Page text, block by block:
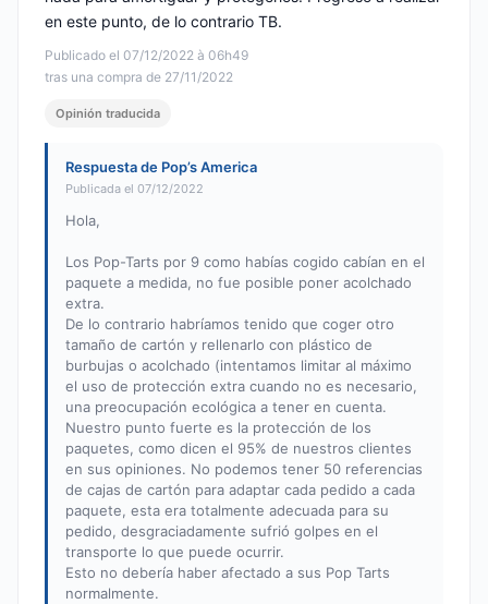
Publicado el 07/12/2022 à 06h49
tras una compra de 27/11/2022
en este punto, de lo contrario TB.
Opinión traducida
Respuesta de Pop’s America
Publicada el 07/12/2022
Hola,
Los Pop-Tarts por 9 como habías cogido cabían en el
paquete a medida, no fue posible poner acolchado
extra.
De lo contrario habríamos tenido que coger otro
tamaño de cartón y rellenarlo con plástico de
burbujas o acolchado (intentamos limitar al máximo
el uso de protección extra cuando no es necesario,
una preocupación ecológica a tener en cuenta.
Nuestro punto fuerte es la protección de los
paquetes, como dicen el 95% de nuestros clientes
en sus opiniones. No podemos tener 50 referencias
de cajas de cartón para adaptar cada pedido a cada
paquete, esta era totalmente adecuada para su
pedido, desgraciadamente sufrió golpes en el
transporte lo que puede ocurrir.
Esto no debería haber afectado a sus Pop Tarts
normalmente.